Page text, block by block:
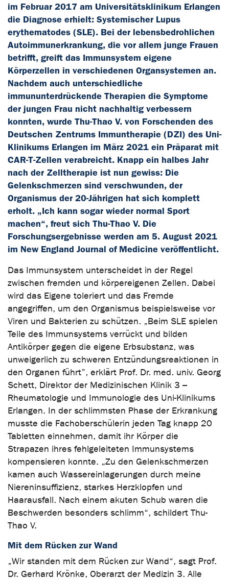
im Februar 2017 am Universitätsklinikum Erlangen
die Diagnose erhielt: Systemischer Lupus
erythematodes (SLE). Bei der lebensbedrohlichen
Autoimmunerkrankung, die vor allem junge Frauen
betrifft, greift das Immunsystem eigene
Körperzellen in verschiedenen Organsystemen an.
Nachdem auch unterschiedliche
immununterdrückende Therapien die Symptome
der jungen Frau nicht nachhaltig verbessern
konnten, wurde Thu-Thao V. von Forschenden des
Deutschen Zentrums Immuntherapie (DZI) des Uni-
Klinikums Erlangen im März 2021 ein Präparat mit
CAR-T-Zellen verabreicht. Knapp ein halbes Jahr
nach der Zelltherapie ist nun gewiss: Die
Gelenkschmerzen sind verschwunden, der
Organismus der 20-Jährigen hat sich komplett
erholt. „Ich kann sogar wieder normal Sport
machen“, freut sich Thu-Thao V. Die
Forschungsergebnisse werden am 5. August 2021
im New England Journal of Medicine veröffentlicht.
Das Immunsystem unterscheidet in der Regel
zwischen fremden und körpereigenen Zellen. Dabei
wird das Eigene toleriert und das Fremde
angegriffen, um den Organismus beispielsweise vor
Viren und Bakterien zu schützen. „Beim SLE spielen
Teile des Immunsystems verrückt und bilden
Antikörper gegen die eigene Erbsubstanz, was
unweigerlich zu schweren Entzündungsreaktionen in
den Organen führt”, erklärt Prof. Dr. med. univ. Georg
Schett, Direktor der Medizinischen Klinik 3 –
Rheumatologie und Immunologie des Uni-Klinikums
Erlangen. In der schlimmsten Phase der Erkrankung
musste die Fachoberschülerin jeden Tag knapp 20
Tabletten einnehmen, damit ihr Körper die
Strapazen ihres fehlgeleiteten Immunsystems
kompensieren konnte. „Zu den Gelenkschmerzen
kamen auch Wassereinlagerungen durch meine
Niereninsuffizienz, starkes Herzklopfen und
Haarausfall. Nach einem akuten Schub waren die
Beschwerden besonders schlimm“, schildert Thu-
Thao V.
Mit dem Rücken zur Wand
„Wir standen mit dem Rücken zur Wand“, sagt Prof.
Dr. Gerhard Krönke, Oberarzt der Medizin 3. Alle